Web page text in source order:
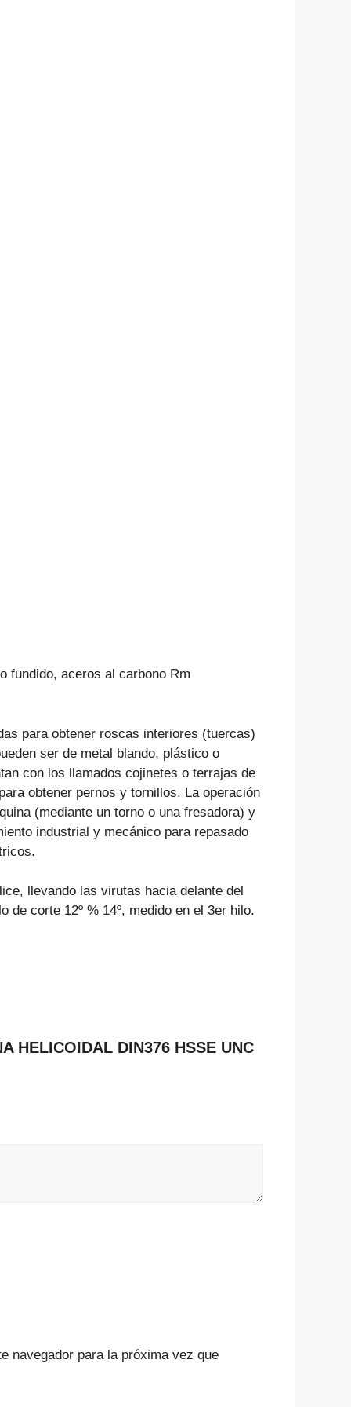
fundido, aceros al carbono Rm
para obtener roscas interiores (tuercas)
ser de metal blando, plástico o
con los llamados cojinetes o terrajas de
obtener pernos y tornillos. La operación
(mediante un torno o una fresadora) y
industrial y mecánico para repasado
llevando las virutas hacia delante del
de corte 12º % 14º, medido en el 3er hilo.
HELICOIDAL DIN376 HSSE UNC
navegador para la próxima vez que